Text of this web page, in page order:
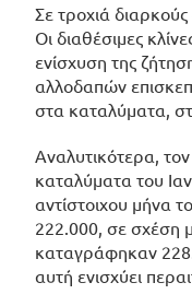
Σε τροχιά
Οι διαθέσιμες
ενίσχυση της
αλλοδαπών
στα καταλύματα,
Αναλυτικότερα,
καταλύματα του
αντίστοιχου μήνα
222.000, σε σχέση
καταγράφηκαν
αυτή ενισχύει